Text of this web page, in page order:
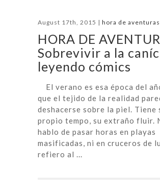
August 17th, 2015 | hora de aventuras
HORA DE
Sobrevivir a la
leyendo cómics
El verano es esa época del
que el tejido de la realidad
deshacerse sobre la piel. Tiene
propio tempo, su extraño fluir.
hablo de pasar horas en playas
masificadas, ni en cruceros de
refiero al ...